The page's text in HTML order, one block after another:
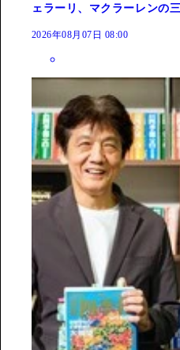
ェラーリ、マクラーレンの
2026年08月07日 08:00